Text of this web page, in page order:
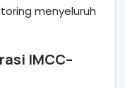
menyeluruh
IMCC–